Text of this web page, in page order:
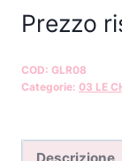
Prezzo
COD: GLR08
Categorie: 03 LE